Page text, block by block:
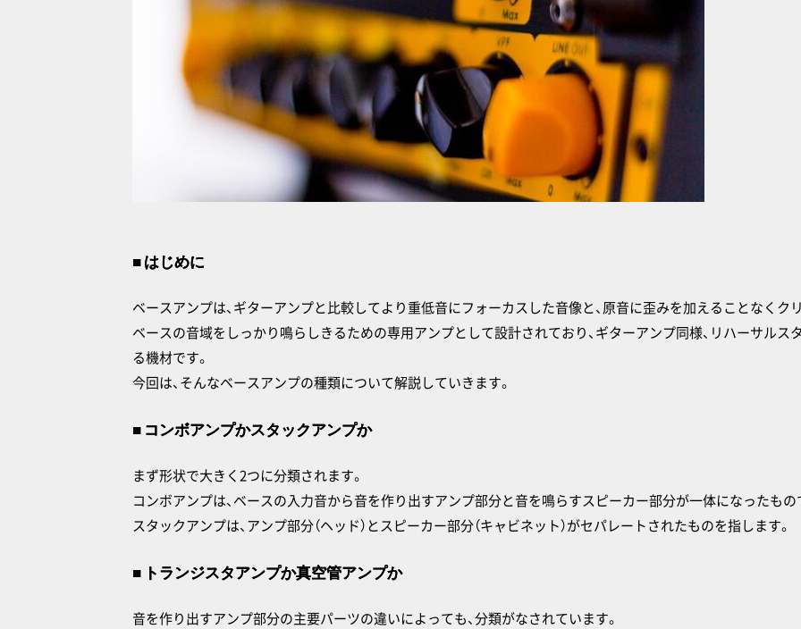
■ はじめに
ベースアンプは、ギターアンプと比較してより重低音にフォーカスした音像と、原音に歪みを加えることなくク
ベースの音域をしっかり鳴らしきるための専用アンプとして設計されており、ギターアンプ同様、リハーサル
る機材です。
今回は、そんなベースアンプの種類について解説していきます。
■ コンボアンプかスタックアンプか
まず形状で大きく2つに分類されます。
コンボアンプは、ベースの入力音から音を作り出すアンプ部分と音を鳴らすスピーカー部分が一体になったもの
スタックアンプは、アンプ部分（ヘッド）とスピーカー部分（キャビネット）がセパレートされたものを指します。
■ トランジスタアンプか真空管アンプか
音を作り出すアンプ部分の主要パーツの違いによっても、分類がなされています。